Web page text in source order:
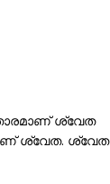
ശ്വേത
ശ്വേത. ശ്വേത